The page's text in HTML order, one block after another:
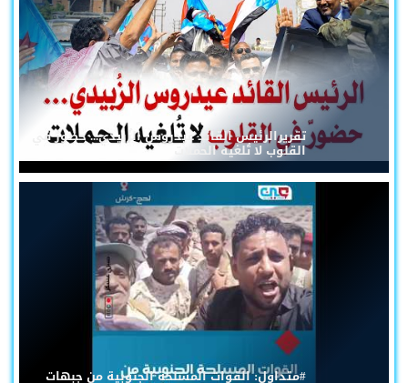
تقريرالرئيس القائد عيدروس الزُبيدي... حضورٌ في
القلوب لا تُلغيه الحملات
#متداول: القوات المسلحة الجنوبية من جبهات